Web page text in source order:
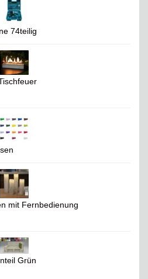
74teilig
mit Fernbedienung
Grün